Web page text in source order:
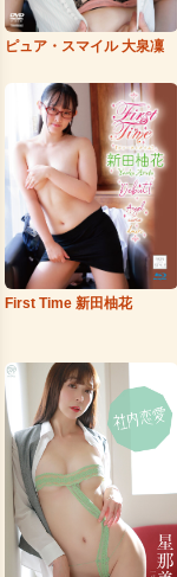
ピュア・スマイル 大泉凜
First Time 新田柚花